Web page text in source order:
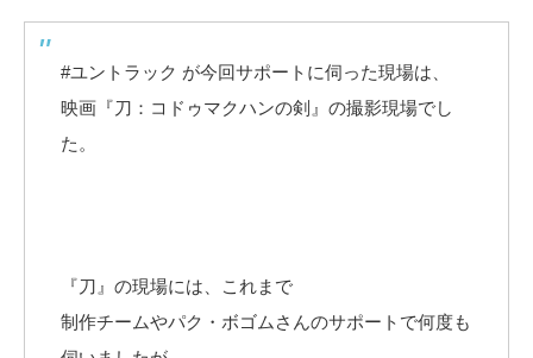
#ユントラック が今回サポートに伺った現場は、
映画『刀：コドゥマクハンの剣』の撮影現場でし
た。
『刀』の現場には、これまで
制作チームやパク・ボゴムさんのサポートで何度も